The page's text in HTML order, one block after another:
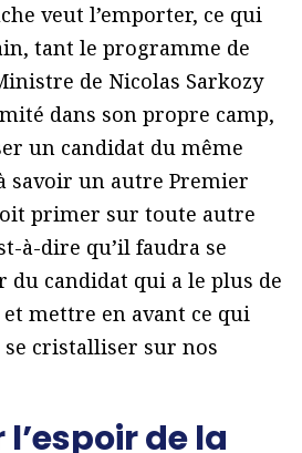
veut l’emporter, ce qui
tant le programme de
de Nicolas Sarkozy
dans son propre camp,
un candidat du même
savoir un autre Premier
primer sur toute autre
à-dire qu’il faudra se
du candidat qui a le plus de
et mettre en avant ce qui
cristalliser sur nos
de la